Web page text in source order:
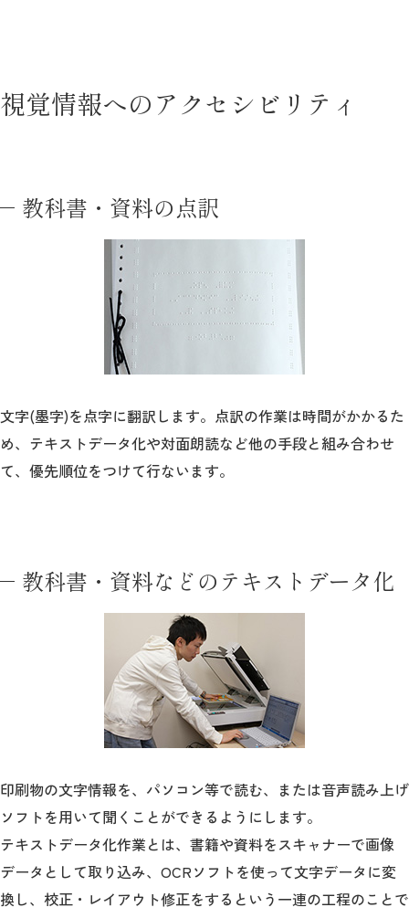
視覚情報へのアクセシビリティ
教科書・資料の点訳
文字(墨字)を点字に翻訳します。点訳の作業は時間がかかるた
め、テキストデータ化や対面朗読など他の手段と組み合わせ
て、優先順位をつけて行ないます。
教科書・資料などのテキストデータ化
印刷物の文字情報を、パソコン等で読む、または音声読み上げ
ソフトを用いて聞くことができるようにします。
テキストデータ化作業とは、書籍や資料をスキャナーで画像
データとして取り込み、OCRソフトを使って文字データに変
換し、校正・レイアウト修正をするという一連の工程のことで